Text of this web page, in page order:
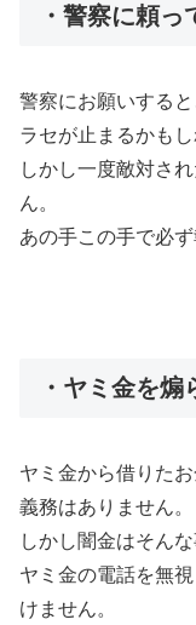
・警察に頼
警察にお願いする
ラセが止まるかもし
しかし一度敵対さ
ん。
あの手この手で必
・ヤミ金を煽
ヤミ金から借りた
義務はありません。
しかし闇金はそんな
ヤミ金の電話を無
けません。